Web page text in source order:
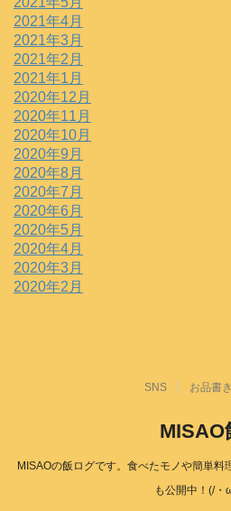
2021年4月
2021年3月
2021年2月
2021年1月
2020年12月
2020年11月
2020年10月
2020年9月
2020年8月
2020年7月
2020年6月
2020年5月
2020年4月
2020年3月
2020年2月
SNS お品書き
MISAO
MISAOの飯ログです。食べたモノや簡単
も公開中！(/・